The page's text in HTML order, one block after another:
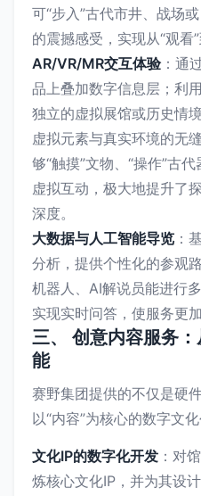
可“步入”古代市井、战场
的震撼感受，实现从“观看”
AR/VR/MR交互体验：通
品上叠加数字信息层；利
独立的虚拟展馆或历史情
虚拟元素与真实环境的无
够“触摸”文物、“操作”古
虚拟互动，极大地提升了
深度。
大数据与人工智能导览 ：
分析，提供个性化的参观
机器人、AI解说员能进行
实现实时问答，使服务更
三、 创意内容服务
能
赛野集团提供的不仅是硬
以“内容”为核心的数字文化
文化IP的数字化开发 ：对
炼核心文化IP，并为其设